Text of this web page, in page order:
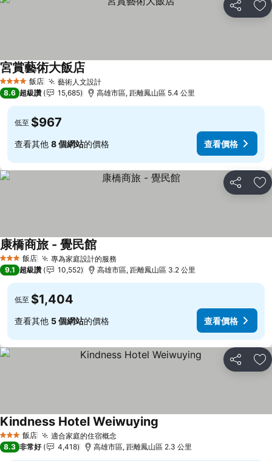
分享 加
4 星級 飯店 藝術人文設計查看價格
宮賞藝術大飯店
8.6 超級讚 15,685 高雄市區, 距離鳳山區 5.4 公里
低至 $967
查看其他 8 個網站的價格 查看價格
分享 加
3 星級 飯店 專為家庭設計的服務
康橋商旅 - 覺民館
9.1 超級讚 10,552 高雄市區, 距離鳳山區 3.2 公里
低至 $1,404
查看其他 5 個網站的價格 查看價格
分享 加
3 星級 飯店 適合家庭的住宿概念查看價格
Kindness Hotel Weiwuying
8.3 非常好 4,418 高雄市區, 距離鳳山區 2.3 公里